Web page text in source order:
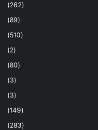
(262)
(89)
(510)
(2)
(80)
(3)
(3)
(149)
(283)